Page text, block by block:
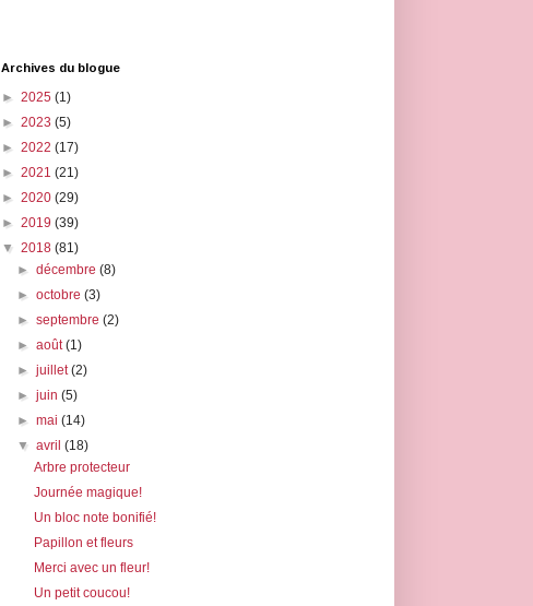
Archives du blogue
► 2025 (1)
► 2023 (5)
► 2022 (17)
► 2021 (21)
► 2020 (29)
► 2019 (39)
▼ 2018 (81)
►décembre(8)
►octobre(3)
►septembre(2)
►août(1)
►juillet(2)
►juin(5)
►mai(14)
▼avril(18)
Arbre protecteur
Journée magique!
Un bloc note bonifié!
Papillon et fleurs
Merci avec un fleur!
Un petit coucou!